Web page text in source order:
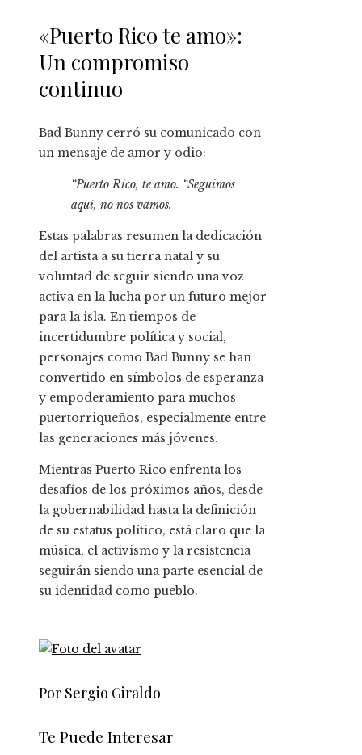
«Puerto Rico te amo»:
Un compromiso
continuo
Bad Bunny cerró su comunicado con
un mensaje de amor y odio:
“Puerto Rico, te amo. “Seguimos
aquí, no nos vamos.
Estas palabras resumen la dedicación
del artista a su tierra natal y su
voluntad de seguir siendo una voz
activa en la lucha por un futuro mejor
para la isla. En tiempos de
incertidumbre política y social,
personajes como Bad Bunny se han
convertido en símbolos de esperanza
y empoderamiento para muchos
puertorriqueños, especialmente entre
las generaciones más jóvenes.
Mientras Puerto Rico enfrenta los
desafíos de los próximos años, desde
la gobernabilidad hasta la definición
de su estatus político, está claro que la
música, el activismo y la resistencia
seguirán siendo una parte esencial de
su identidad como pueblo.
Por Sergio Giraldo
Te Puede Interesar